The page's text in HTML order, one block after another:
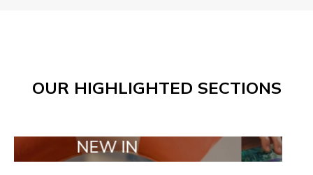
OUR HIGHLIGHTED SECTIONS
NEW IN TAILOR